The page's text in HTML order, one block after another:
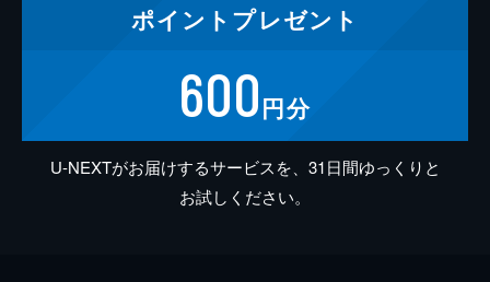
ポイント プレゼント
600円分
U-NEXTがお届けするサービスを、31日間ゆっくりと
お試しください。